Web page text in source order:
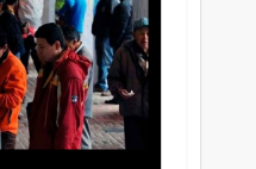
los propios ojos